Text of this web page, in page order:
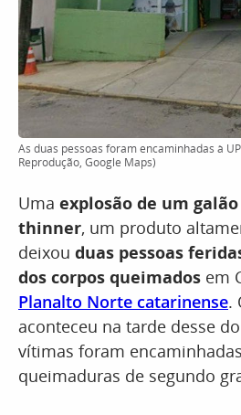
As duas pessoas foram encaminhadas à
Reprodução, Google Maps)
Uma explosão de um
thinner, um produto
deixou duas pessoas
dos corpos queimados em
Planalto Norte catarinense.
aconteceu na tarde desse
vítimas foram
queimaduras de segundo